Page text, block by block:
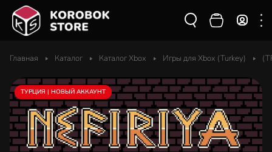
Главная Каталог Каталог Xbox Игры для Xbox (Turkey)
ТУРЦИЯ | НОВЫЙ АККАУНТ